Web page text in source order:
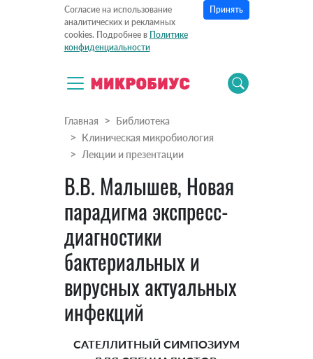
Согласие на использование
аналитических и рекламных
cookies. Подробнее в Политике
конфиденциальности
Принять
Главная
Библиотека
Клиническая микробиология
Лекции и презентации
В.В. Малышев, Новая
парадигма экспресс-
диагностики
бактериальных и
вирусных актуальных
инфекций
САТЕЛЛИТНЫЙ СИМПОЗИУМ